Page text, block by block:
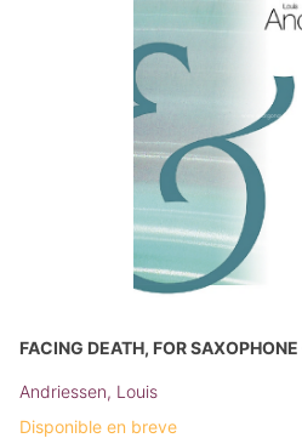
FACING DEATH, FOR
Andriessen, Louis
Disponible en breve